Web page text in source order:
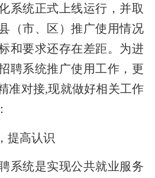
系统正式上线运行，并取
（市、区）推广使用情况
和要求还存在差距。为进
聘系统推广使用工作，更
准对接,现就做好相关工作
提高认识
系统是实现公共就业服务